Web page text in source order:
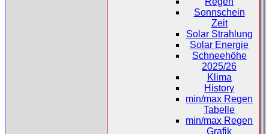
Sonnschein
Zeit
Solar Strahlung
Solar Energie
Schneehöhe
2025/26
Klima
History
min/max Regen
Tabelle
min/max Regen
Grafik